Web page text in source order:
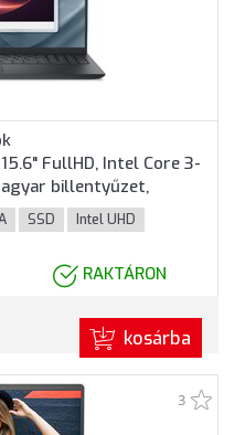
FullHD, Intel Core 3-
billentyűzet,
garancia, Fekete
SSD Intel UHD
RAKTÁRON
kosárba
3